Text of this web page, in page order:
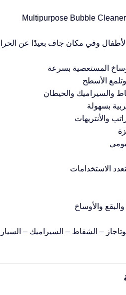
وفي مكان جاف بعيدًا عن
المستعصية بسرعة
الأسطح
والسيراميك والحيطان
بسهولة
والأنتريهات
الاستخدامات
والأوساخ
– الشفاط – السيراميك –